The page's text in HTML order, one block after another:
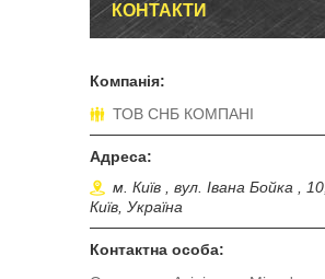
КОНТАКТИ
ТОВ СНБ КОМПАНІ
м. Київ , вул. Івана Бойка , 10,
Київ, Україна